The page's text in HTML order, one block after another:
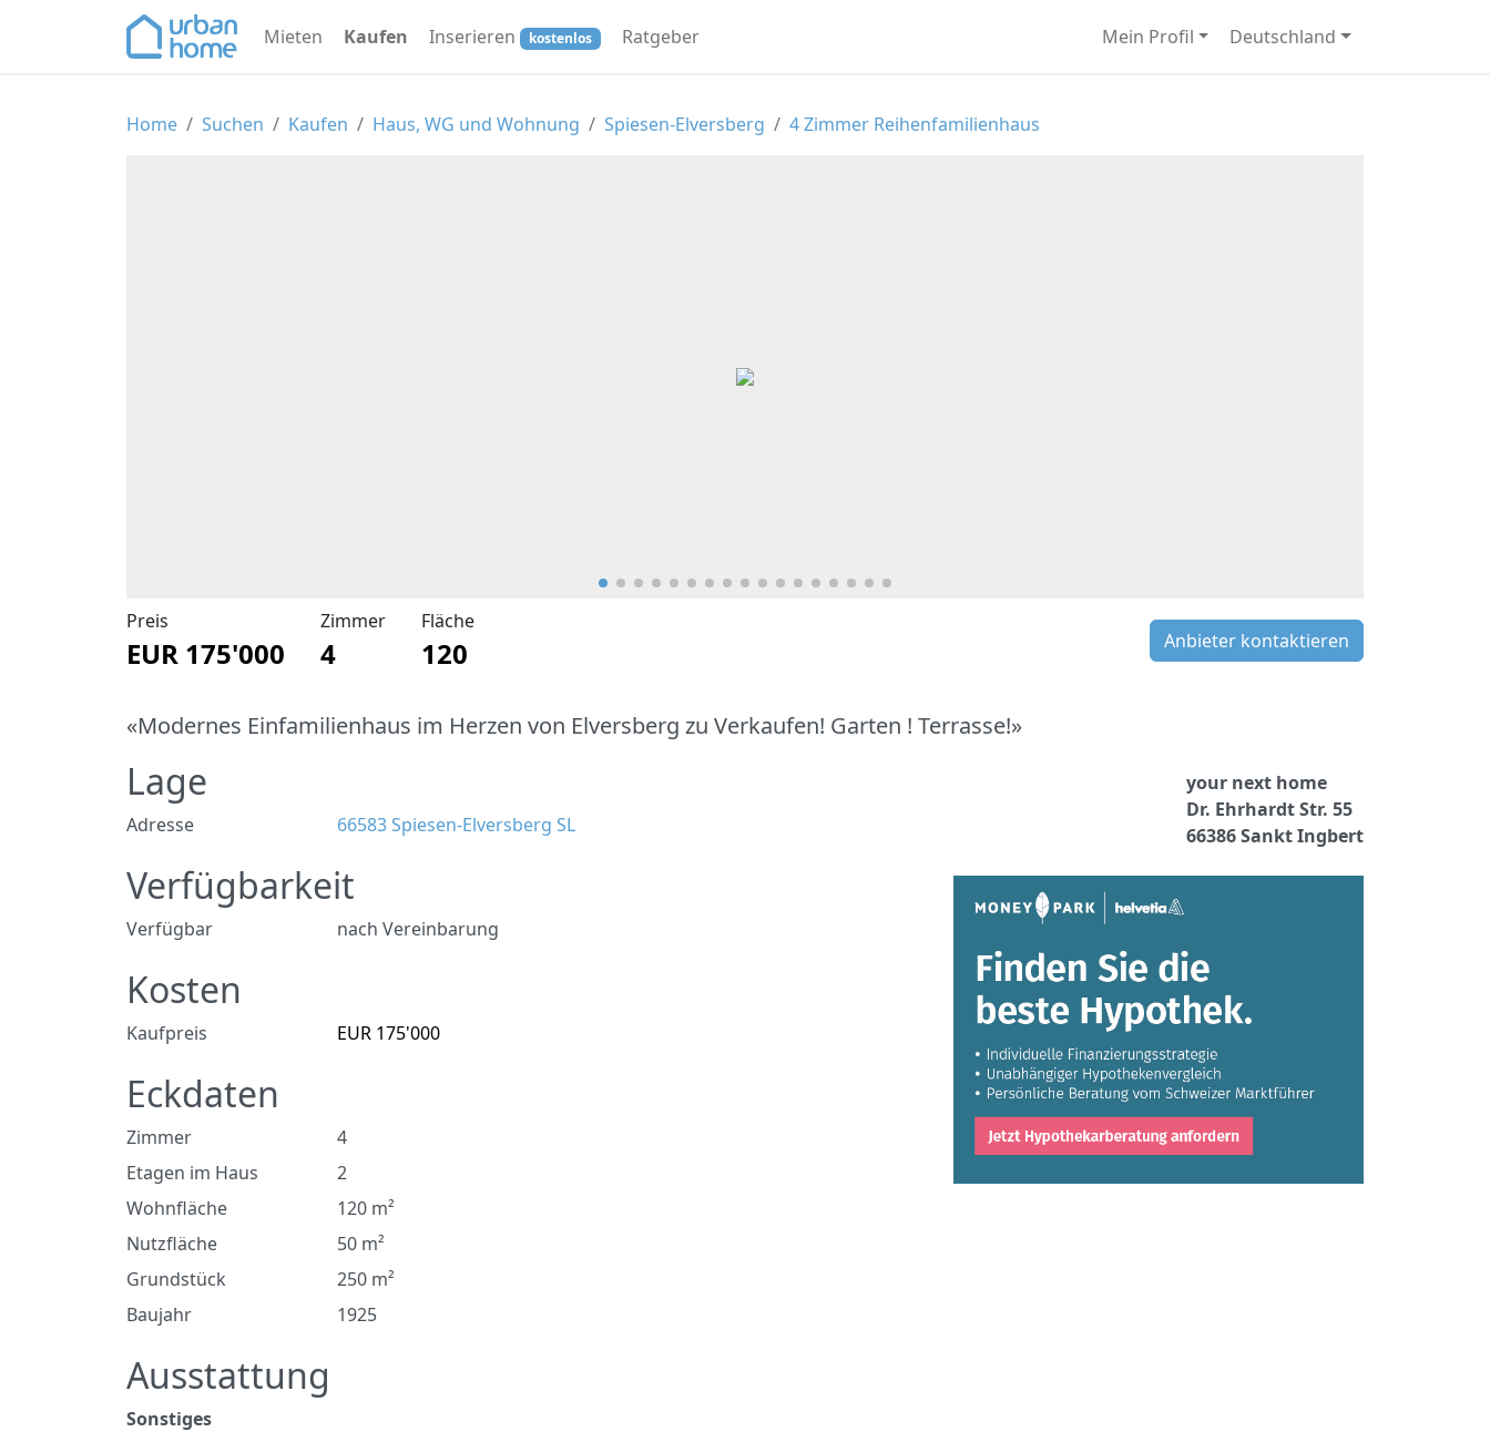
Mieten Kaufen Inserieren kostenlos Ratgeber Mein Profil Deutschland
Home Suchen Kaufen Haus, WG und Wohnung Spiesen-Elversberg 4 Zimmer Reihenfamilienhaus
Preis
EUR 175'000
Zimmer
4
Fläche
120 Anbieter kontaktieren
«Modernes Einfamilienhaus im Herzen von Elversberg zu Verkaufen! Garten ! Terrasse!»
Lage
Adresse 66583 Spiesen-Elversberg SL
Verfügbarkeit
Verfügbar nach Vereinbarung
Kosten
Kaufpreis EUR 175'000
Eckdaten
Zimmer
4
Etagen im Haus
2
Wohnfläche
120 m²
Nutzfläche
50 m²
Grundstück
250 m²
Baujahr
1925
Ausstattung
Sonstiges
your next home
Dr. Ehrhardt Str. 55
66386 Sankt Ingbert